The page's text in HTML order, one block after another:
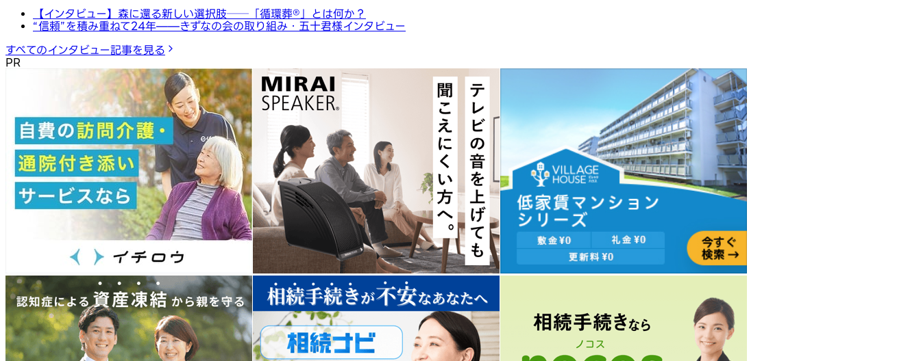
【インタビュー】森に還る新しい選択肢──「循環葬®︎」とは何か？
“信頼”を積み重ねて24年——きずなの会の取り組み・五十君様インタビュー
すべてのインタビュー記事を見る
PR